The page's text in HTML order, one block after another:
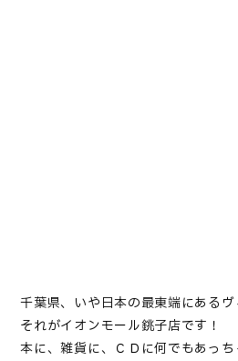
千葉県、いや日本の最東端にある
それがイオンモール銚子店です！
本に、雑貨に、ＣＤに何でもあっ